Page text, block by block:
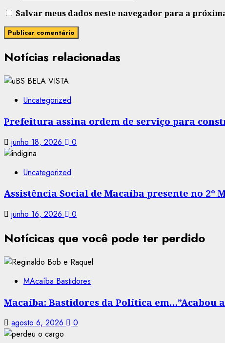
Salvar meus dados neste navegador para a
Notícias relacionadas
Uncategorized
Prefeitura assina ordem de serviço para
junho 18, 2026 0
Uncategorized
Assistência Social de Macaíba presente no 2º
junho 16, 2026 0
Notícicas que você pode ter perdido
MAcaíba Bastidores
Macaíba: Bastidores da Política em…”Acabou
agosto 6, 2026 0